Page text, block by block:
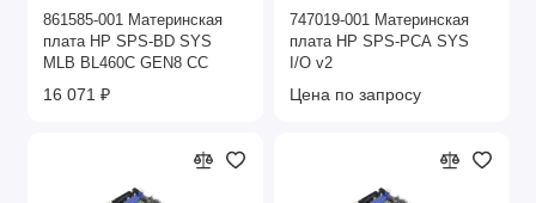
861585-001 Материнская
плата HP SPS-BD SYS
MLB BL460C GEN8 CC
16 071 ₽
747019-001 Материнская
плата HP SPS-PCA SYS
I/O v2
Цена по запросу